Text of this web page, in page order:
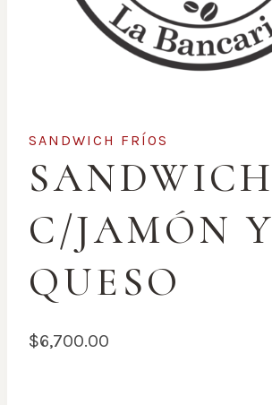
SANDWICH FRÍOS
SANDWICH
C/JAMÓN Y
QUESO
$6,700.00